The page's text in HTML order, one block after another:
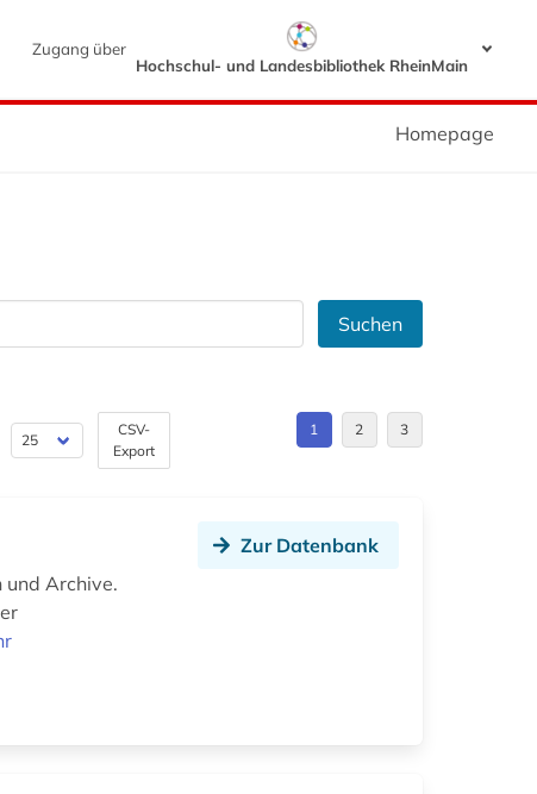
Zugang über
Hochschul- und Landesbibliothek RheinMain
Homepage
Suchen
CSV-
Export
1 2 3
Archive.
Zur Datenbank